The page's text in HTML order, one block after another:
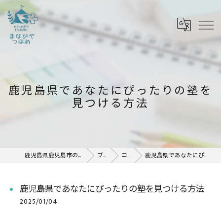
鹿児島県であなたにぴったりの塾を
見つける方法
鹿児島県鹿児島市の塾ならまなびや つばめ ブログ コラム 鹿児島県であなたにぴったりの塾を見つける方法
鹿児島県であなたにぴったりの塾を見つける方法
2025/01/04